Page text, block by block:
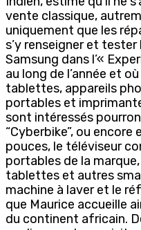
vente classique,
uniquement que les
s’y renseigner et
Samsung dans l’«
au long de l’année et
tablettes, appareils
portables et
sont intéressés
“Cyberbike”, ou
pouces, le téléviseur
portables de la
tablettes et autres
machine à laver et le
que Maurice accueille
du continent africain.